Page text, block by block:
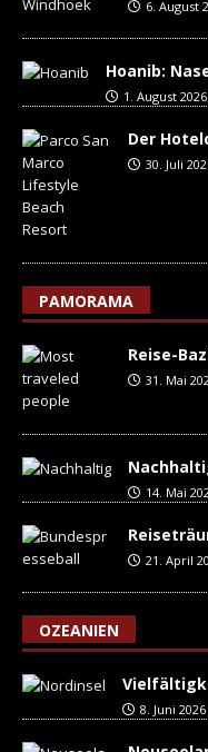
6. August
Hoanib:
1. August 2026
Der
30. Juli
PAMORAMA
Reise-
31. Mai
14. Mai
21. April
OZEANIEN
8. Juni 2026